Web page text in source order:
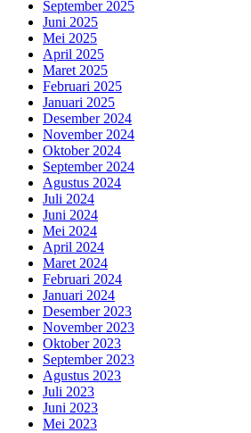
September 2025
Juni 2025
Mei 2025
April 2025
Maret 2025
Februari 2025
Januari 2025
Desember 2024
November 2024
Oktober 2024
September 2024
Agustus 2024
Juli 2024
Juni 2024
Mei 2024
April 2024
Maret 2024
Februari 2024
Januari 2024
Desember 2023
November 2023
Oktober 2023
September 2023
Agustus 2023
Juli 2023
Juni 2023
Mei 2023